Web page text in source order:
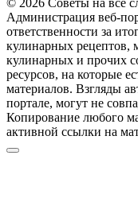
© 2026 Советы на все
Администрация веб-
ответственности за
кулинарных рецептов,
кулинарных и прочих
ресурсов, на которые
материалов. Взгляды
портале, могут не
Копирование любого
активной ссылки на